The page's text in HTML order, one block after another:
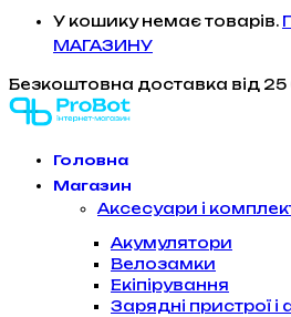
У кошику немає товарів.
МАГАЗИНУ
Безкоштовна доставка від
Головна
Магазин
Аксесуари і
Акумулятори
Велозамки
Екіпірування
Зарядні пристрої і